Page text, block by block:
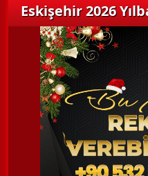
Eskişehir 2026